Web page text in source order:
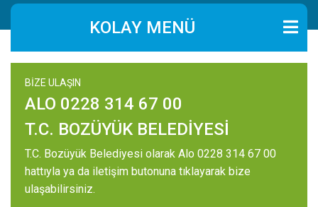
KOLAY MENÜ
BİZE ULAŞIN
ALO 0228 314 67 00
T.C. BOZÜYÜK BELEDİYESİ
T.C. Bozüyük Belediyesi olarak Alo 0228 314 67 00
hattıyla ya da iletişim butonuna tıklayarak bize
ulaşabilirsiniz.